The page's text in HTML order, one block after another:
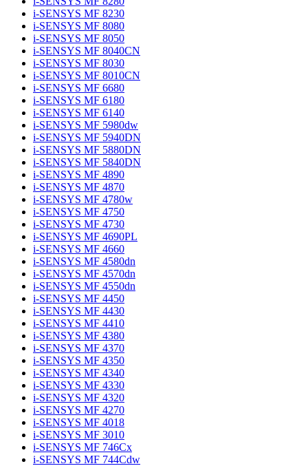
i-SENSYS MF 8230
i-SENSYS MF 8080
i-SENSYS MF 8050
i-SENSYS MF 8040CN
i-SENSYS MF 8030
i-SENSYS MF 8010CN
i-SENSYS MF 6680
i-SENSYS MF 6180
i-SENSYS MF 6140
i-SENSYS MF 5980dw
i-SENSYS MF 5940DN
i-SENSYS MF 5880DN
i-SENSYS MF 5840DN
i-SENSYS MF 4890
i-SENSYS MF 4870
i-SENSYS MF 4780w
i-SENSYS MF 4750
i-SENSYS MF 4730
i-SENSYS MF 4690PL
i-SENSYS MF 4660
i-SENSYS MF 4580dn
i-SENSYS MF 4570dn
i-SENSYS MF 4550dn
i-SENSYS MF 4450
i-SENSYS MF 4430
i-SENSYS MF 4410
i-SENSYS MF 4380
i-SENSYS MF 4370
i-SENSYS MF 4350
i-SENSYS MF 4340
i-SENSYS MF 4330
i-SENSYS MF 4320
i-SENSYS MF 4270
i-SENSYS MF 4018
i-SENSYS MF 3010
i-SENSYS MF 746Cx
i-SENSYS MF 744Cdw